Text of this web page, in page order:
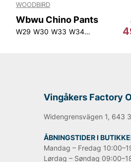
WOODBIRD
Wbwu Chino Pants
W29 W30 W33 W34 W36
Vingåkers Factory
Widengrensvägen 1, 643
ÅBNINGSTIDER I
Mandag – Fredag
Lørdag – Søndag